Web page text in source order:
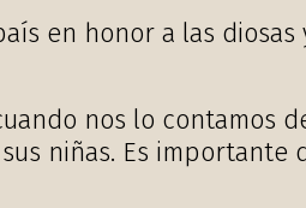
en honor a las
nos lo contamos
niñas. Es importante